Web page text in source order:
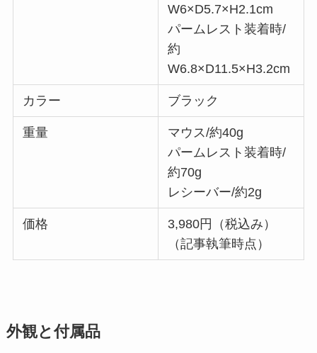
W6×D5.7×H2.1cm
パームレスト装着時/
約
W6.8×D11.5×H3.2cm
カラー ブラック
重量
マウス/約40g
パームレスト装着時/
約70g
レシーバー/約2g
価格
3,980円（税込み）
（記事執筆時点）
外観と付属品